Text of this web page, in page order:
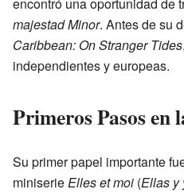
encontró una oportunidad de
majestad Minor. Antes de su
Caribbean: On Stranger Tides
independientes y europeas.
Primeros Pasos en
Su primer papel importante
miniserieElles et moi (Ellas y